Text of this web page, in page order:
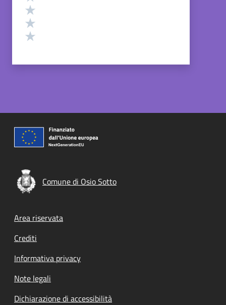
Comune di Osio Sotto
Footer menu
Area riservata
Crediti
Informativa privacy
Note legali
Dichiarazione di accessibilità